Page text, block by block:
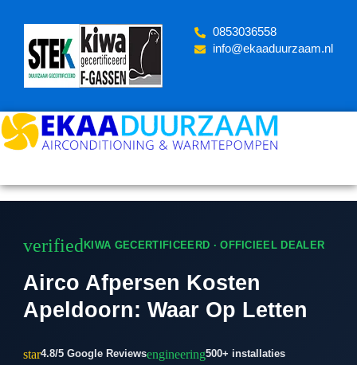
content
‪0853036558
info@ekaaduurzaam.nl
verified KIWA GECERTIFICEERD · OFFICIEEL DEALER
Airco Afpersen Kosten
Apeldoorn: Waar Op Letten
star4.8/5 Google Reviewsengineering500+ installaties